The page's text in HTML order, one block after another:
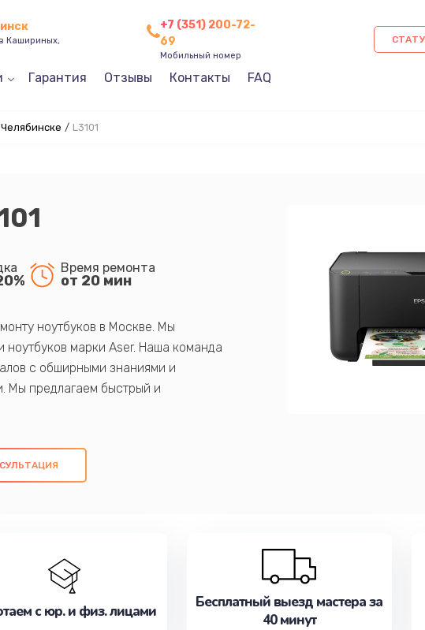
Кашириных,
+7 (351) 200-72-
69
Мобильный номер
Гарантия Отзывы Контакты FAQ
/ L3101
Время ремонта
от 20 мин
ноутбуков в Москве. Мы
марки Aser. Наша команда
с обширными знаниями и
Мы предлагаем быстрый и
оригинальных компонентов, а также
обслуживание, удовлетворяя их
записаться на ремонт уже
с юр. и физ. лицами
Бесплатный выезд мастера за
40 минут